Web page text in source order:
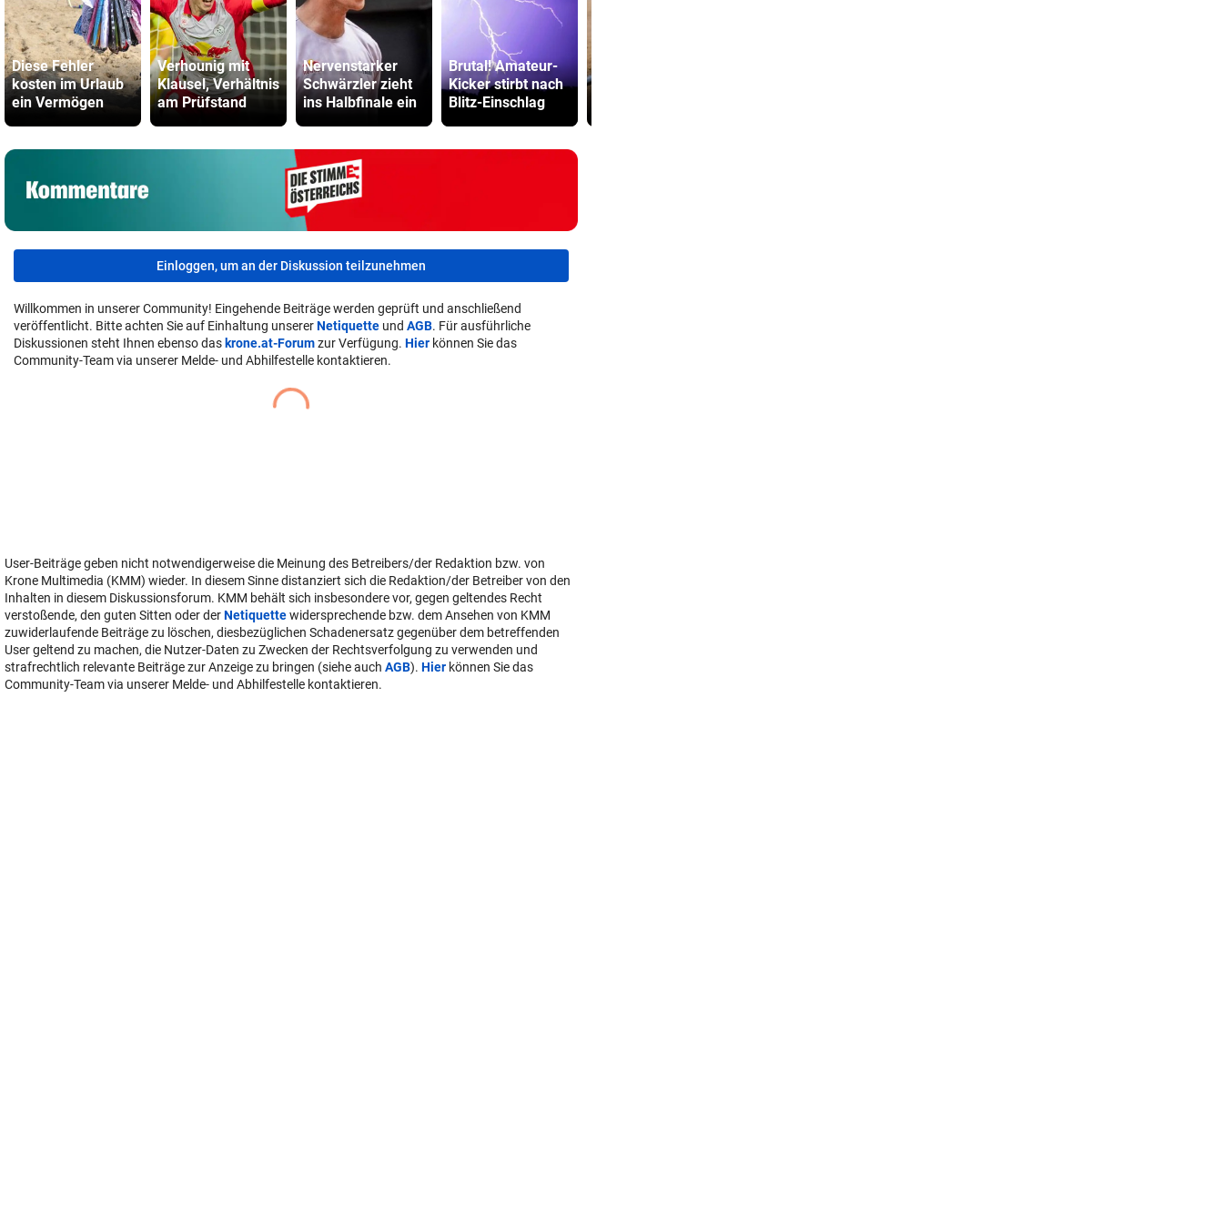
Diese Fehler
kosten im Urlaub
ein Vermögen
Verhounig mit
Klausel, Verhältnis
am Prüfstand
Nervenstarker
Schwärzler zieht
ins Halbfinale ein
Brutal! Amateur-
Kicker stirbt nach
Blitz-Einschlag
Einloggen, um an der Diskussion teilzunehmen
Willkommen in unserer Community! Eingehende Beiträge werden geprüft und anschließend
veröffentlicht. Bitte achten Sie auf Einhaltung unsererNetiquette und AGB. Für ausführliche
Diskussionen steht Ihnen ebenso das krone.at-Forumzur Verfügung. Hier können Sie das
Community-Team via unserer Melde- und Abhilfestelle kontaktieren.
User-Beiträge geben nicht notwendigerweise die Meinung des Betreibers/der Redaktion bzw. von
Krone Multimedia (KMM) wieder. In diesem Sinne distanziert sich die Redaktion/der Betreiber von den
Inhalten in diesem Diskussionsforum. KMM behält sich insbesondere vor, gegen geltendes Recht
verstoßende, den guten Sitten oder derNetiquettewidersprechende bzw. dem Ansehen von KMM
zuwiderlaufende Beiträge zu löschen, diesbezüglichen Schadenersatz gegenüber dem betreffenden
User geltend zu machen, die Nutzer-Daten zu Zwecken der Rechtsverfolgung zu verwenden und
strafrechtlich relevante Beiträge zur Anzeige zu bringen (siehe auch AGB). Hier können Sie das
Community-Team via unserer Melde- und Abhilfestelle kontaktieren.